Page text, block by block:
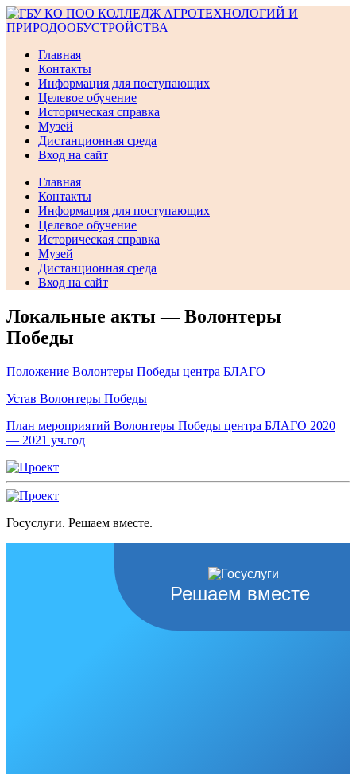
Перейти
к
Главная
Контакты
Информация для поступающих
Целевое обучение
Историческая справка
Музей
Дистанционная среда
Вход на сайт
Главная
Контакты
Информация для поступающих
Целевое обучение
Историческая справка
Музей
Дистанционная среда
Вход на сайт
Локальные акты — Волонтеры
Победы
Положение Волонтеры Победы центра БЛАГО
Устав Волонтеры Победы
План мероприятий Волонтеры Победы центра БЛАГО 2020
— 2021 уч.год
Госуслуги. Решаем вместе.
Решаем вместе